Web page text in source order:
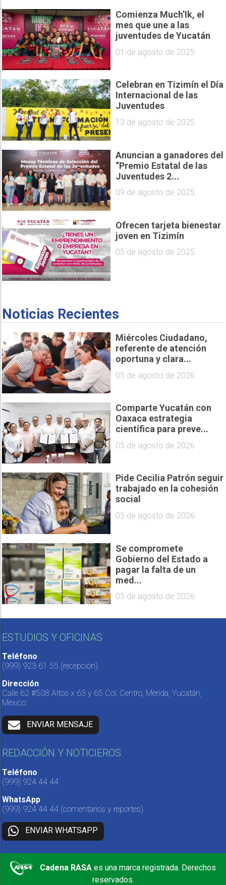
Comienza Much’Ik, el
mes que une a las
juventudes de Yucatán
01 de agosto de 2025
Celebran en Tizimín el Día
Internacional de las
Juventudes
13 de agosto de 2025
Anuncian a ganadores del
“Premio Estatal de las
Juventudes 2...
09 de agosto de 2025
Ofrecen tarjeta bienestar
joven en Tizimín
05 de agosto de 2025
Noticias Recientes
Miércoles Ciudadano,
referente de atención
oportuna y clara...
05 de agosto de 2026
Comparte Yucatán con
Oaxaca estrategia
científica para preve...
05 de agosto de 2026
Pide Cecilia Patrón seguir
trabajado en la cohesión
social
05 de agosto de 2026
Se compromete
Gobierno del Estado a
pagar la falta de un
med...
05 de agosto de 2026
ESTUDIOS Y OFICINAS
Teléfono
(999) 923 61 55 (recepción)
Dirección
Calle 62 #508 Altos x 63 y 65 Col. Centro, Mérida, Yucatán,
México.
ENVIAR MENSAJE
REDACCIÓN Y NOTICIEROS
Teléfono
(999) 924 44 44
WhatsApp
(999) 924 44 44 (comentarios y reportes)
ENVIAR WHATSAPP
Cadena RASA es una marca registrada. Derechos
reservados.